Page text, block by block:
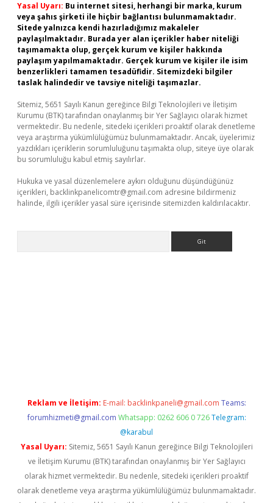
Yasal Uyarı: Bu internet sitesi, herhangi bir marka, kurum
veya şahıs şirketi ile hiçbir bağlantısı bulunmamaktadır.
Sitede yalnızca kendi hazırladığımız makaleler
paylaşılmaktadır. Burada yer alan içerikler haber niteliği
taşımamakta olup, gerçek kurum ve kişiler hakkında
paylaşım yapılmamaktadır. Gerçek kurum ve kişiler ile isim
benzerlikleri tamamen tesadüfidir. Sitemizdeki bilgiler
taslak halindedir ve tavsiye niteliği taşımazlar.
Sitemiz, 5651 Sayılı Kanun gereğince Bilgi Teknolojileri ve İletişim
Kurumu (BTK) tarafından onaylanmış bir Yer Sağlayıcı olarak hizmet
vermektedir. Bu nedenle, sitedeki içerikleri proaktif olarak denetleme
veya araştırma yükümlülüğümüz bulunmamaktadır. Ancak, üyelerimiz
yazdıkları içeriklerin sorumluluğunu taşımakta olup, siteye üye olarak
bu sorumluluğu kabul etmiş sayılırlar.
Hukuka ve yasal düzenlemelere aykırı olduğunu düşündüğünüz
içerikleri, backlinkpanelicomtr@gmail.com adresine bildirmeniz
halinde, ilgili içerikler yasal süre içerisinde sitemizden kaldırılacaktır.
Reklam ve İletişim: E-mail: backlinkpaneli@gmail.com Teams:
forumhizmeti@gmail.com Whatsapp: 0262 606 0 726 Telegram:
@karabul
Yasal Uyarı: Sitemiz, 5651 Sayılı Kanun gereğince Bilgi Teknolojileri
ve İletişim Kurumu (BTK) tarafından onaylanmış bir Yer Sağlayıcı
olarak hizmet vermektedir. Bu nedenle, sitedeki içerikleri proaktif
olarak denetleme veya araştırma yükümlülüğümüz bulunmamaktadır.